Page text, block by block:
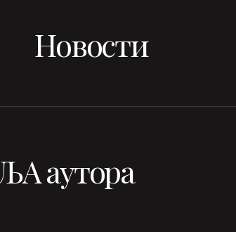
Новости
аутора